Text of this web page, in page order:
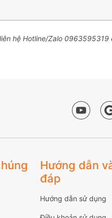
hệ Hotline/Zalo 0963595319
Hướng dẫn
đáp
Hướng dẫn sử dụng